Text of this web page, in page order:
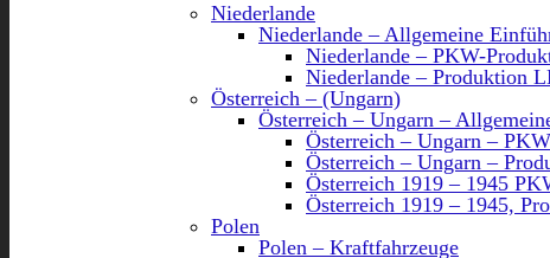
Niederlande
Niederlande – Allgemeine
Niederlande – PKW-
Niederlande – Produktion
Österreich – (Ungarn)
Österreich – Ungarn –
Österreich – Ungarn –
Österreich – Ungarn –
Österreich 1919 – 1945
Österreich 1919 – 1945,
Polen
Polen – Kraftfahrzeuge